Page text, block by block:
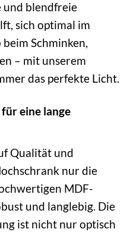
und blendfreie
sich optimal im
Schminken,
– mit unserem
das perfekte Licht.
eine lange
Qualität und
nur die
MDF-
und langlebig. Die
ist nicht nur optisch